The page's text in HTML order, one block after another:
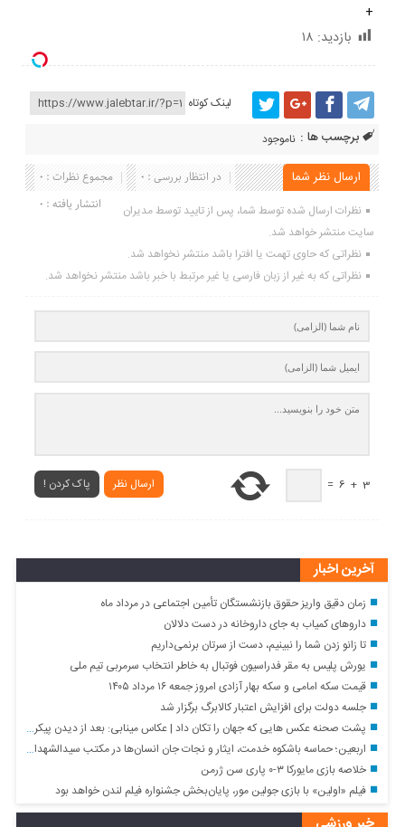
+
بازدید: ۱۸
برچسب ها : ناموجود
ارسال نظر شما
در انتظار بررسی : 0
سایت منتشر خواهد شد.
نظراتی که حاوی تهمت یا افترا باشد منتشر نخواهد شد.
نظراتی که به غیر از زبان فارسی یا غیر مرتبط با خبر باشد منتشر نخواهد شد.
3
+
6
=
آخرین اخبار
زمان دقیق واریز حقوق بازنشستگان تأمین اجتماعی در مرداد ماه
داروهای کمیاب به جای داروخانه در دست دلالان
تا زانو زدن شما را نبینیم، دست از سرتان برنمی‌داریم
یورش پلیس به مقر فدراسیون فوتبال به خاطر انتخاب سرمربی تیم ملی
قیمت سکه امامی و سکه بهار آزادی امروز جمعه ۱۶ مرداد ۱۴۰۵
جلسه دولت برای افزایش اعتبار کالابرگ برگزار شد
پشت صحنه عکس هایی که جهان را تکان داد | عکاس مینابی: بعد از دیدن پیکر بچه‌ ها نمی‌ توانستم شاتر دوربین را فشار دهم